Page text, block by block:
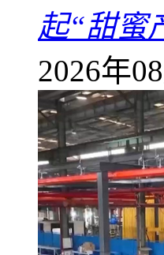
起“甜蜜
2026年